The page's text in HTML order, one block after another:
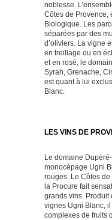
noblesse.
Côtes de Provence,
Biologique. Les
séparées par des
d’oliviers. La vigne
en treillage ou en
et en rosé, le
Syrah, Grenache,
est quant à lui
Blanc.
LES VINS DE
Le domaine
monocépage Ugni
rouges. Le Côtes
la Procure fait
grands vins. Produit
vignes Ugni Blanc,
complexes de fruits